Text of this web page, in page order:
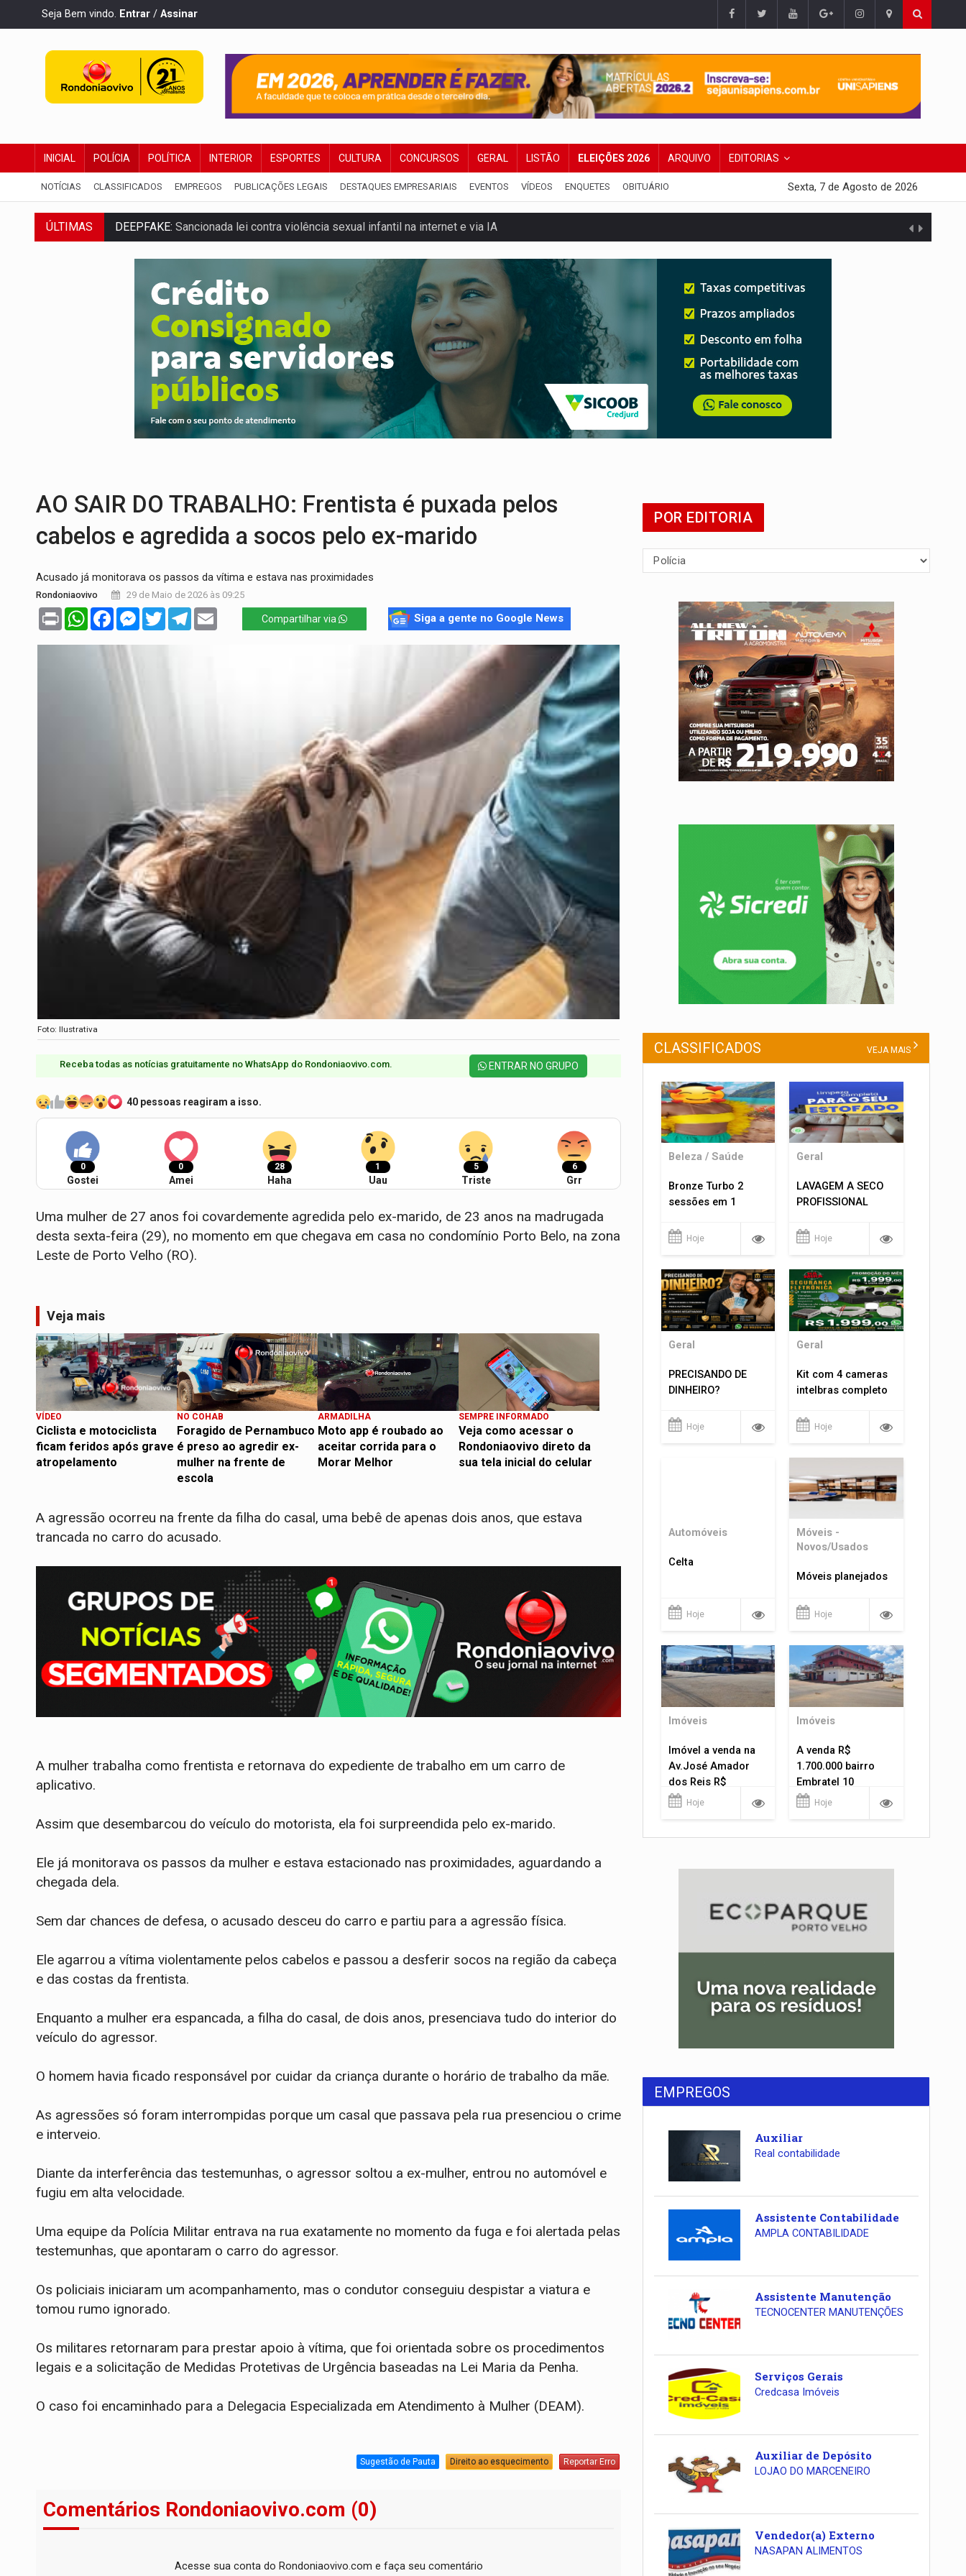
Seja Bem vindo. Entrar / Assinar
INICIAL POLÍCIA POLÍTICA INTERIOR ESPORTES CULTURA CONCURSOS GERAL LISTÃO ELEIÇÕES 2026 ARQUIVO EDITORIAS
NOTÍCIAS CLASSIFICADOS EMPREGOS PUBLICAÇÕES LEGAIS DESTAQUES EMPRESARIAIS EVENTOS VÍDEOS ENQUETES OBITUÁRIO Sexta, 7 de Agosto de 2026
ÚLTIMAS DEEPFAKE: Sancionada lei contra violência sexual infantil na internet e via IA
URGENTE:Colisão entre caminhão e carro deixa quatro mortos e um em estado grave na BR
ENCONTRO: Amazônia Negra ganha projeção nacional com participação de Marcela Bonfim
PREVISÃO: Porto Velho tem chances de chuvas isoladas nesta sexta-feira (7)
SINDICATOS UNIDOS: Assembleia Geral delibera greve da educação municipal em Porto Velho
PROCESSO SELETIVO:Rondoniaovivo abre oficina de Comunicação com oportunidade de integrar equipe
AGOSTO LILÁS:MPRO lança de portal e promove reflexão sobre trajetória da Lei Maria da Penha
AO SAIR DO TRABALHO: Frentista é puxada pelos
cabelos e agredida a socos pelo ex-marido
Acusado já monitorava os passos da vítima e estava nas proximidades
Rondoniaovivo 29 de Maio de 2026 às 09:25
Print WhatsAppFacebookMessenger
TwitterTelegram Compartilhar via Siga a gente no Google News
Foto: Ilustrativa
Receba todas as notícias gratuitamente no WhatsApp do Rondoniaovivo.com.​ ENTRAR NO GRUPO
40 pessoas reagiram a isso.
0
Gostei
0
Amei
28
Haha
1
Uau
5
Triste
6
Grr
​Uma mulher de 27 anos foi covardemente agredida pelo ex-marido, de 23 anos na madrugada
desta sexta-feira (29), no momento em que chegava em casa no condomínio Porto Belo, na zona
Leste de Porto Velho (RO).
Veja mais
VÍDEO
Ciclista e motociclista
ficam feridos após grave
atropelamento
NO COHAB
Foragido de Pernambuco
é preso ao agredir ex-
mulher na frente de
escola
ARMADILHA
Moto app é roubado ao
aceitar corrida para o
Morar Melhor
SEMPRE INFORMADO
Veja como acessar o
Rondoniaovivo direto da
sua tela inicial do celular
A agressão ocorreu na frente da filha do casal, uma bebê de apenas dois anos, que estava
trancada no carro do acusado.
​A mulher trabalha como frentista e retornava do expediente de trabalho em um carro de
aplicativo.
​Assim que desembarcou do veículo do motorista, ela foi surpreendida pelo ex-marido.
Ele já monitorava os passos da mulher e estava estacionado nas proximidades, aguardando a
chegada dela.
​Sem dar chances de defesa, o acusado desceu do carro e partiu para a agressão física.
Ele agarrou a vítima violentamente pelos cabelos e passou a desferir socos na região da cabeça
e das costas da frentista.
Enquanto a mulher era espancada, a filha do casal, de dois anos, presenciava tudo do interior do
veículo do agressor.
O homem havia ficado responsável por cuidar da criança durante o horário de trabalho da mãe.
​As agressões só foram interrompidas porque um casal que passava pela rua presenciou o crime
e interveio.
Diante da interferência das testemunhas, o agressor soltou a ex-mulher, entrou no automóvel e
fugiu em alta velocidade.
​Uma equipe da Polícia Militar entrava na rua exatamente no momento da fuga e foi alertada pelas
testemunhas, que apontaram o carro do agressor.
Os policiais iniciaram um acompanhamento, mas o condutor conseguiu despistar a viatura e
tomou rumo ignorado.
​Os militares retornaram para prestar apoio à vítima, que foi orientada sobre os procedimentos
legais e a solicitação de Medidas Protetivas de Urgência baseadas na Lei Maria da Penha.
O caso foi encaminhado para a Delegacia Especializada em Atendimento à Mulher (DEAM).
Sugestão de Pauta Direito ao esquecimento Reportar Erro
Comentários Rondoniaovivo.com (0)
Acesse sua conta do Rondoniaovivo.com e faça seu comentário
POR EDITORIA
CLASSIFICADOS VEJA MAIS
Beleza / Saúde
Bronze Turbo 2
sessões em 1
Hoje
Geral
LAVAGEM A SECO
PROFISSIONAL
Hoje
Geral
PRECISANDO DE
DINHEIRO?
Hoje
Geral
Kit com 4 cameras
intelbras completo
Hoje
Automóveis
Celta
Hoje
Móveis -
Novos/Usados
Móveis planejados
Hoje
Imóveis
Imóvel a venda na
Av.José Amador
dos Reis R$
1.400.000
Hoje
Imóveis
A venda R$
1.700.000 bairro
Embratel 10
apartamentos!
Hoje
EMPREGOS
Auxiliar
Real contabilidade
Assistente Contabilidade
AMPLA CONTABILIDADE
Assistente Manutenção
TECNOCENTER MANUTENÇÕES
Serviços Gerais
Credcasa Imóveis
Auxiliar de Depósito
LOJAO DO MARCENEIRO
Vendedor(a) Externo
NASAPAN ALIMENTOS